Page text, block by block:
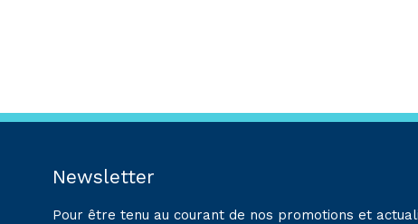
Newsletter
Pour être tenu au courant de nos promotions et